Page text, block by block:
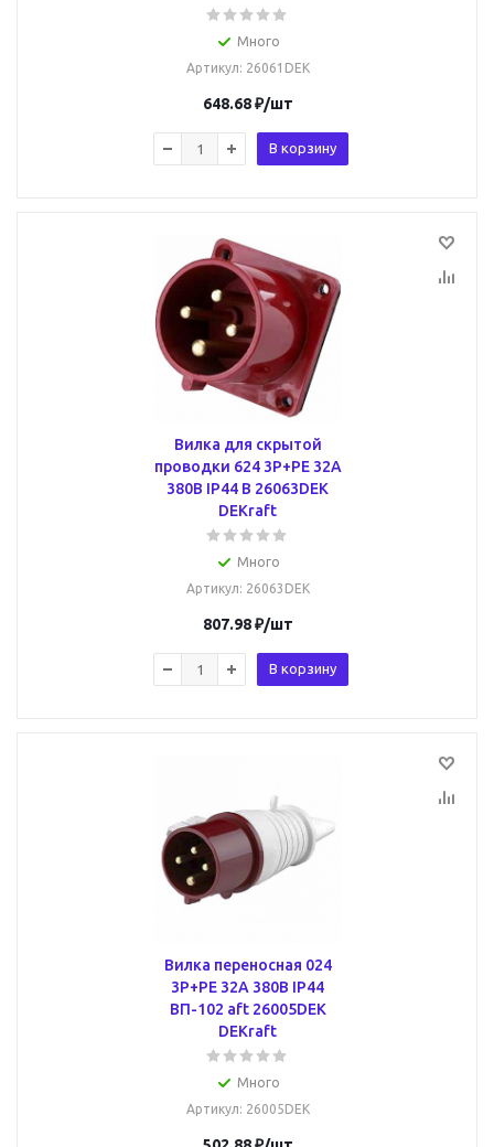
Много
Артикул: 26061DEK
648.68₽/шт
В корзину
Вилка для скрытой
проводки 624 3Р+РЕ 32А
380В IP44 В 26063DEK
DEKraft
Много
Артикул: 26063DEK
807.98₽/шт
В корзину
Вилка переносная 024
3Р+РЕ 32А 380В IP44
ВП-102 aft 26005DEK
DEKraft
Много
Артикул: 26005DEK